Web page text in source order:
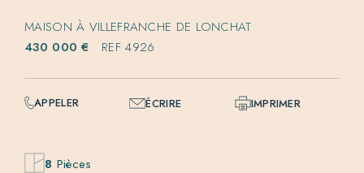
MAISON À VILLEFRANCHE DE LONCHAT
430 000 €
REF 4926
APPELER ÉCRIRE IMPRIMER
8 Pièces